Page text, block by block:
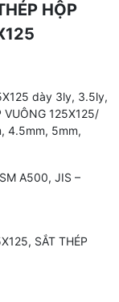
HỘP
dày 3ly, 3.5ly,
125X125/
4.5mm, 5mm,
A500, JIS –
SẮT THÉP